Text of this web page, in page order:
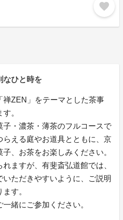
favorite
なひと時を
ZEN」をテーマとした茶事
。
子・濃茶・薄茶のフルコースで
らえる庭やお道具とともに、京
、お茶をお楽しみください。
ますが、有斐斎弘道館では、
ただきやすいように、ご説明
す。
緒にご参加ください。